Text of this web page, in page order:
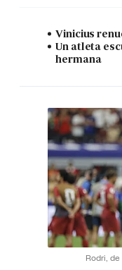
Vinicius
Un atleta
hermana
Rodri,